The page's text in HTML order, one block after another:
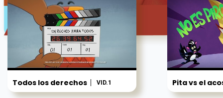
Todos los derechos VID.1 Pita vs el